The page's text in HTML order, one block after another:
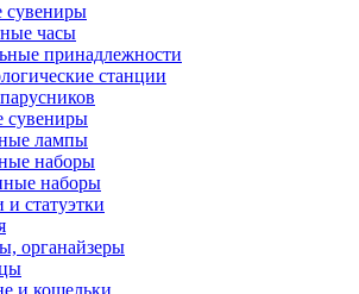
сувениры
часы
принадлежности
станции
сувениры
лампы
наборы
наборы
статуэтки
органайзеры
и кошельки